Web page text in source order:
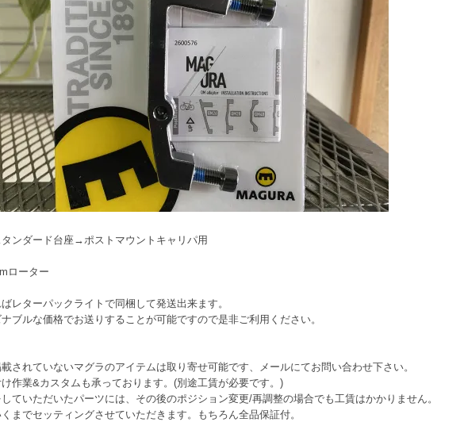
ンダード台座→ポストマウントキャリパ用
ローター
レターパックライトで同梱して発送出来ます。
ブルな価格でお送りすることが可能ですので是非ご利用ください。
載されていないマグラのアイテムは取り寄せ可能です、メールにてお問い合わせ下さい。
け作業&カスタムも承っております。(別途工賃が必要です。)
ていただいたパーツには、その後のポジション変更/再調整の場合でも工賃はかかりません。
までセッティングさせていただきます。もちろん全品保証付。